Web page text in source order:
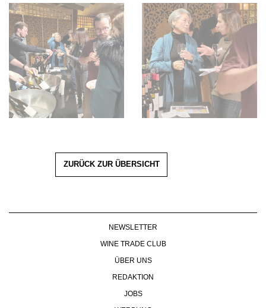
ZURÜCK ZUR ÜBERSICHT
NEWSLETTER
WINE TRADE CLUB
ÜBER UNS
REDAKTION
JOBS